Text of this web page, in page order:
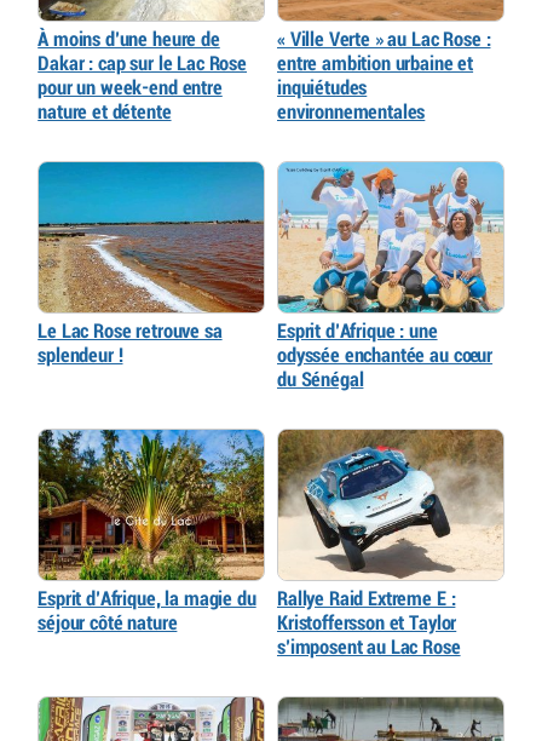
À moins d’une heure de
Dakar : cap sur le Lac Rose
pour un week-end entre
nature et détente
« Ville Verte » au Lac Rose :
entre ambition urbaine et
inquiétudes
environnementales
Le Lac Rose retrouve sa
splendeur !
Esprit d’Afrique : une
odyssée enchantée au cœur
du Sénégal
Esprit d’Afrique, la magie du
séjour côté nature
Rallye Raid Extreme E :
Kristoffersson et Taylor
s’imposent au Lac Rose